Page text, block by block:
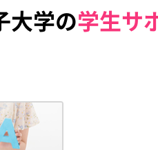
大学の学生サ